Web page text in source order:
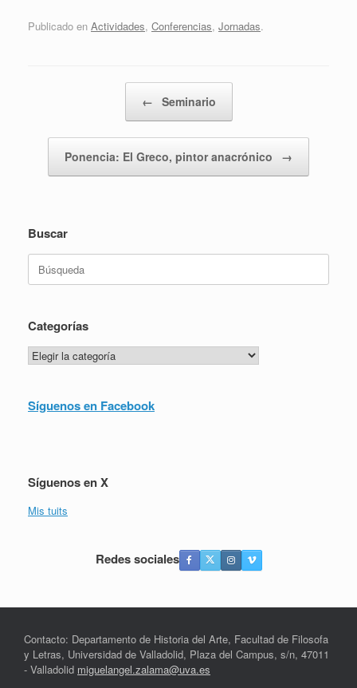
Publicado en Actividades, Conferencias, Jornadas.
← Seminario
Ponencia: El Greco, pintor anacrónico →
Buscar
Categorías
Categorías
Síguenos en Facebook
Síguenos en X
Mis tuits
Redes sociales
Contacto: Departamento de Historia del Arte, Facultad de Filosofa
y Letras, Universidad de Valladolid, Plaza del Campus, s/n, 47011
- Valladolid miguelangel.zalama@uva.es